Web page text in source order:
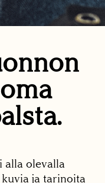
alla olevalla
ja tarinoita